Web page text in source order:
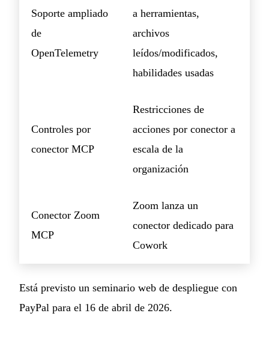
Soporte ampliado
de
OpenTelemetry
a herramientas,
archivos
leídos/modificados,
habilidades usadas
Controles por
conector MCP
Restricciones de
acciones por conector a
escala de la
organización
Conector Zoom
MCP
Zoom lanza un
conector dedicado para
Cowork
Está previsto un seminario web de despliegue con
PayPal para el 16 de abril de 2026.